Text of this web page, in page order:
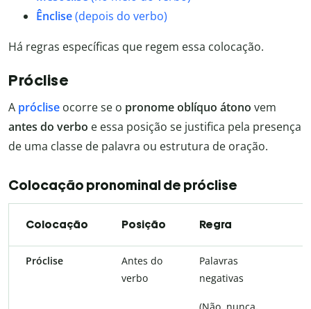
Ênclise(depois do verbo)
Há regras específicas que regem essa colocação.
Próclise
A próclise ocorre se o pronome oblíquo átono vem
antes do verbo e essa posição se justifica pela presença
de uma classe de palavra ou estrutura de oração.
Colocação pronominal de próclise
Colocação Posição Regra
Próclise
Antes do
verbo
Palavras
negativas
(Não, nunca,